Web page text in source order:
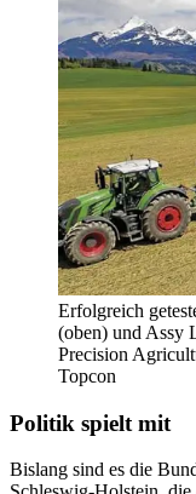
Erfolgreich
(oben) und Assy
Precision
Topcon
Politik spielt mit
Bislang sind es die